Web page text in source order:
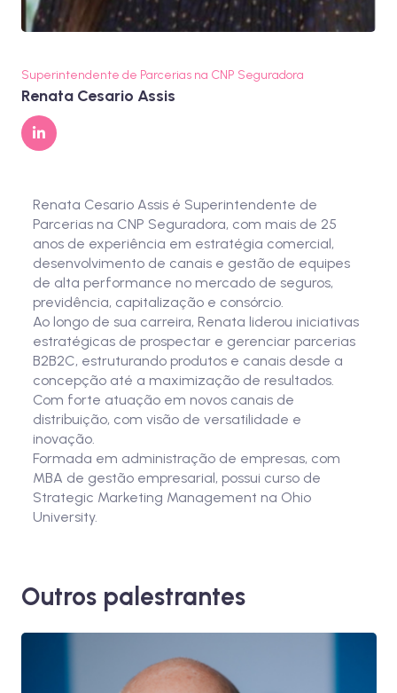
Superintendente de Parcerias na CNP Seguradora
Renata Cesario Assis
Renata Cesario Assis é Superintendente de
Parcerias na CNP Seguradora, com mais de 25
anos de experiência em estratégia comercial,
desenvolvimento de canais e gestão de equipes
de alta performance no mercado de seguros,
previdência, capitalização e consórcio.
Ao longo de sua carreira, Renata liderou iniciativas
estratégicas de prospectar e gerenciar parcerias
B2B2C, estruturando produtos e canais desde a
concepção até a maximização de resultados.
Com forte atuação em novos canais de
distribuição, com visão de versatilidade e
inovação.
Formada em administração de empresas, com
MBA de gestão empresarial, possui curso de
Strategic Marketing Management na Ohio
University.
Outros palestrantes